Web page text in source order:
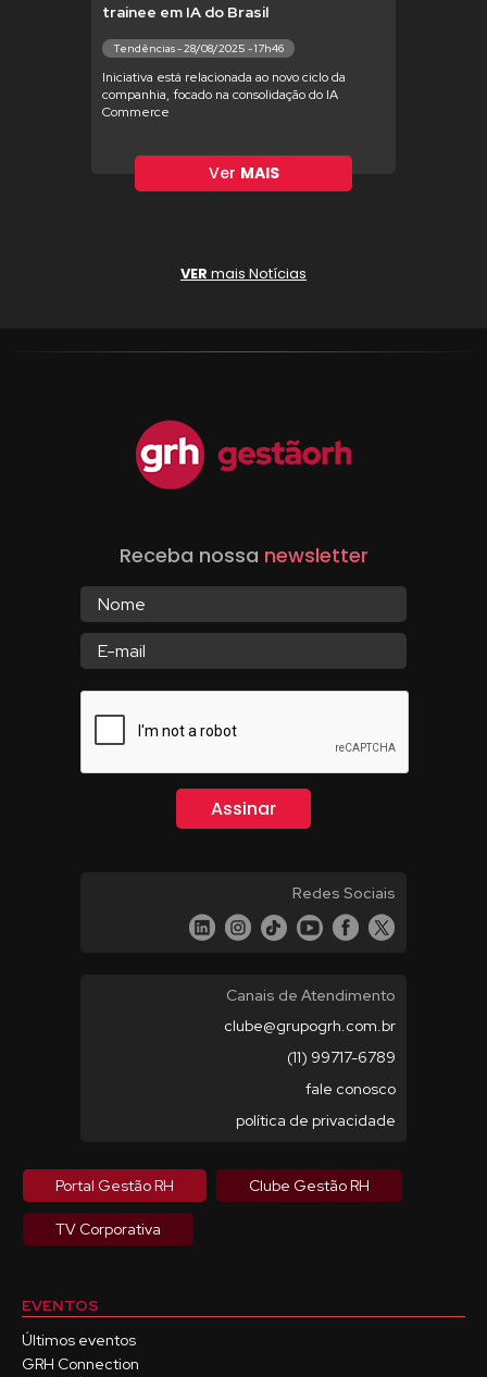
trainee em IA do Brasil
Tendências - 28/08/2025 - 17h46
Iniciativa está relacionada ao novo ciclo da
companhia, focado na consolidação do IA
Commerce
Ver MAIS
VER mais Notícias
Receba nossa newsletter
Redes Sociais
Canais de Atendimento
clube@grupogrh.com.br
(11) 99717-6789
fale conosco
política de privacidade
Portal Gestão RH Clube Gestão RH
TV Corporativa
EVENTOS
Últimos eventos
GRH Connection